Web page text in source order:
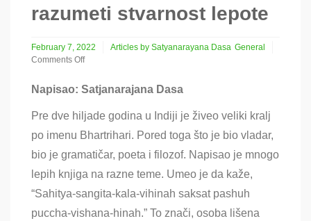
razumeti stvarnost lepote
February 7, 2022 Articles by Satyanarayana Dasa General
Comments Off
Nemoj
biti
–
kako
stvarnost
lepote
Napisao: Satjanarajana Dasa
Pre dve hiljade godina u Indiji je živeo veliki kralj
po imenu Bhartrihari. Pored toga što je bio vladar,
bio je gramatičar, poeta i filozof. Napisao je mnogo
lepih knjiga na razne teme. Umeo je da kaže,
“Sahitya-sangita-kala-vihinah saksat pashuh
puccha-vishana-hinah.” To znači, osoba lišena